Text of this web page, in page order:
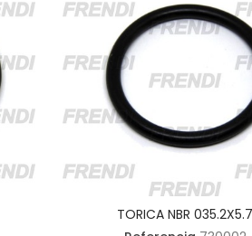
TORICA NBR 035.2X5.7